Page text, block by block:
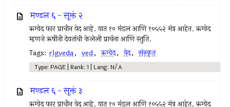
मण्डल ६ - सूक्तं २
ऋग्वेद फार प्राचीन वेद आहे. यात १० मंडल आणि १०५५२ मंत्र आहेत. ऋग्वेद
म्हणजे ऋषींनी देवतांची केलेली प्रार्थना आणि स्तुति.
Tags: rigveda, ved, ऋग्वेद, वेद, संस्कृत
Type: PAGE | Rank: 1 | Lang: N/A
मण्डल ६ - सूक्तं ३
ऋग्वेद फार प्राचीन वेद आहे. यात १० मंडल आणि १०५५२ मंत्र आहेत. ऋग्वेद